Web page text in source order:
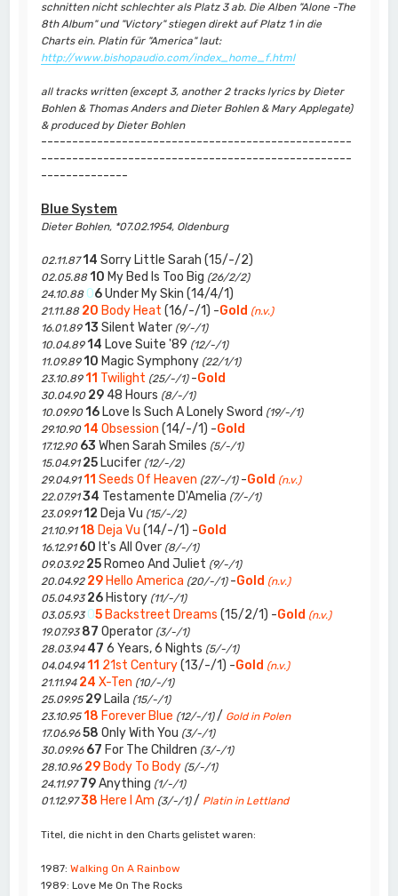
schnitten nicht schlechter als Platz 3 ab. Die Alben "Alone -The
8th Album" und "Victory" stiegen direkt auf Platz 1 in die
Charts ein. Platin für "America" laut:
http://www.bishopaudio.com/index_home_f.html
all tracks written (except 3, another 2 tracks lyrics by Dieter
Bohlen & Thomas Anders and Dieter Bohlen & Mary Applegate)
& produced by Dieter Bohlen
--------------------------------------------------
--------------------------------------------------
--------------
Blue System
Dieter Bohlen, *07.02.1954, Oldenburg
02.11.87 14 Sorry Little Sarah (15/-/2)
02.05.88 10 My Bed Is Too Big (26/2/2)
24.10.88 06Under My Skin (14/4/1)
21.11.88 20 Body Heat (16/-/1) -Gold (n.v.)
16.01.89 13 Silent Water (9/-/1)
10.04.89 14 Love Suite '89 (12/-/1)
11.09.89 10 Magic Symphony (22/1/1)
23.10.89 11 Twilight (25/-/1)-Gold
30.04.90 29 48 Hours (8/-/1)
10.09.90 16 Love Is Such A Lonely Sword (19/-/1)
29.10.90 14 Obsession (14/-/1) -Gold
17.12.90 63 When Sarah Smiles (5/-/1)
15.04.91 25 Lucifer (12/-/2)
29.04.91 11 Seeds Of Heaven (27/-/1)-Gold (n.v.)
22.07.91 34 Testamente D'Amelia (7/-/1)
23.09.91 12 Deja Vu (15/-/2)
21.10.91 18 Deja Vu (14/-/1) -Gold
16.12.91 60 It's All Over (8/-/1)
09.03.92 25 Romeo And Juliet (9/-/1)
20.04.92 29 Hello America (20/-/1)-Gold (n.v.)
05.04.93 26 History (11/-/1)
03.05.93 05 Backstreet Dreams (15/2/1) -Gold (n.v.)
19.07.93 87 Operator (3/-/1)
28.03.94 47 6 Years, 6 Nights (5/-/1)
04.04.94 11 21st Century(13/-/1) -Gold (n.v.)
21.11.94 24 X-Ten (10/-/1)
25.09.95 29 Laila (15/-/1)
23.10.95 18 Forever Blue (12/-/1)/ Gold in Polen
17.06.96 58 Only With You (3/-/1)
30.09.96 67 For The Children (3/-/1)
28.10.96 29 Body To Body (5/-/1)
24.11.97 79Anything (1/-/1)
01.12.97 38 Here I Am (3/-/1)/ Platin in Lettland
Titel, die nicht in den Charts gelistet waren:
1987:Walking On A Rainbow
1989: Love Me On The Rocks